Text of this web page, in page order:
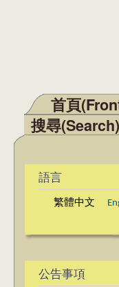
主選單
首頁
搜尋(Search)
語言
繁體中文
公告事項